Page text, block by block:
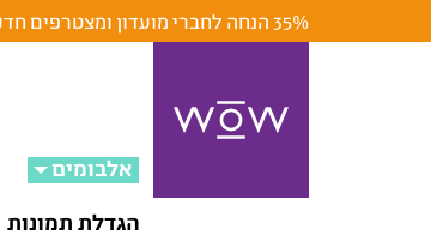
35% הנחה לחברי מועדון ומצטרפים חדשים |
אלבומים
הגדלת תמונות